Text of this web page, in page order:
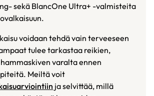
sekä BlancOne Ultra+ -valmisteita
voidaan tehdä vain terveeseen
tulee tarkastaa reikien,
varalta ennen
Meiltä voit
ja selvittää, millä